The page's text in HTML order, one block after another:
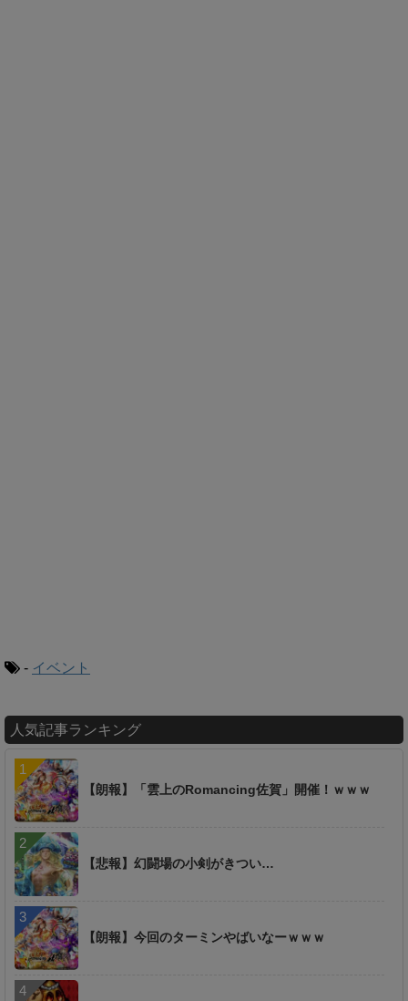
- イベント
人気記事ランキング
【朗報】「雲上のRomancing佐賀」開催！ｗｗｗ
【悲報】幻闘場の小剣がきつい…
【朗報】今回のターミンやばいなーｗｗｗ